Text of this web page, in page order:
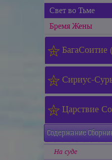
Свет во Тьме
Бремя Жены
БагаСоитие
Сириус-
Царствие
Содержание
На суде